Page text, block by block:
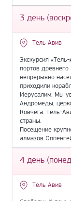
3 день
Тель Авив
Экскурсия
портов
непрерывно
приходили
Иерусалим. Мы
Андромеды,
Ковчега. Тель-
страны.
Посещение
алмазов
4 день
Тель Авив